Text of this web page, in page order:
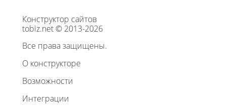
Конструктор сайтов
tobiz.net © 2013-2026
Все права защищены.
О конструкторе
Возможности
Интеграции